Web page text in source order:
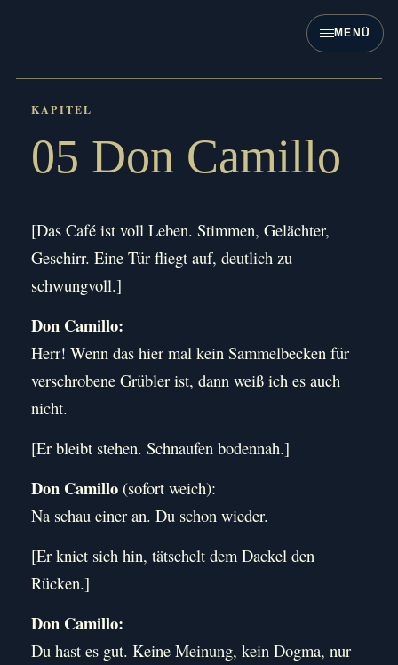
MENÜ
05 Don Camillo
[Das Café ist voll Leben. Stimmen, Gelächter,
Geschirr. Eine Tür fliegt auf, deutlich zu
schwungvoll.]
Don Camillo:
Herr! Wenn das hier mal kein Sammelbecken für
verschrobene Grübler ist, dann weiß ich es auch
nicht.
[Er bleibt stehen. Schnaufen bodennah.]
Don Camillo (sofort weich):
Na schau einer an. Du schon wieder.
[Er kniet sich hin, tätschelt dem Dackel den
Rücken.]
Don Camillo:
Du hast es gut. Keine Meinung, kein Dogma, nur